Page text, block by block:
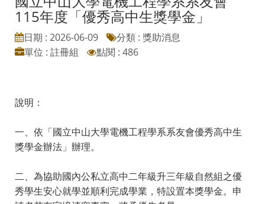
115年度「優秀高中生獎學金」
日期 : 2026-06-09
分類 : 獎助消息
單位 : 註冊組
點閱 : 486
說明：
一、依「國立中山大學電機工程學系系友會優秀高中生
獎學金辦法」辦理。
二、為協助國內公私立高中二年級升三年級自然組之優
秀學生安心就學並順利完成學業，特設置本獎學金。申